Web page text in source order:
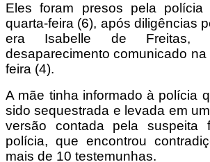
Eles foram presos pela
quarta-feira (6), após diligências
era Isabelle de
desaparecimento comunicado
feira (4).
A mãe tinha informado à polícia
sido sequestrada e levada em
versão contada pela suspeita
polícia, que encontrou
mais de 10 testemunhas.